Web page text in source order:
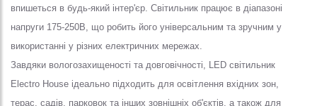
впишеться в будь-який інтер'єр. Світильник працює в діапазоні
напруги 175-250В, що робить його універсальним та зручним у
використанні у різних електричних мережах.
Завдяки вологозахищеності та довговічності, LED світильник
Electro House ідеально підходить для освітлення вхідних зон,
терас, садів, парковок та інших зовнішніх об'єктів, а також для